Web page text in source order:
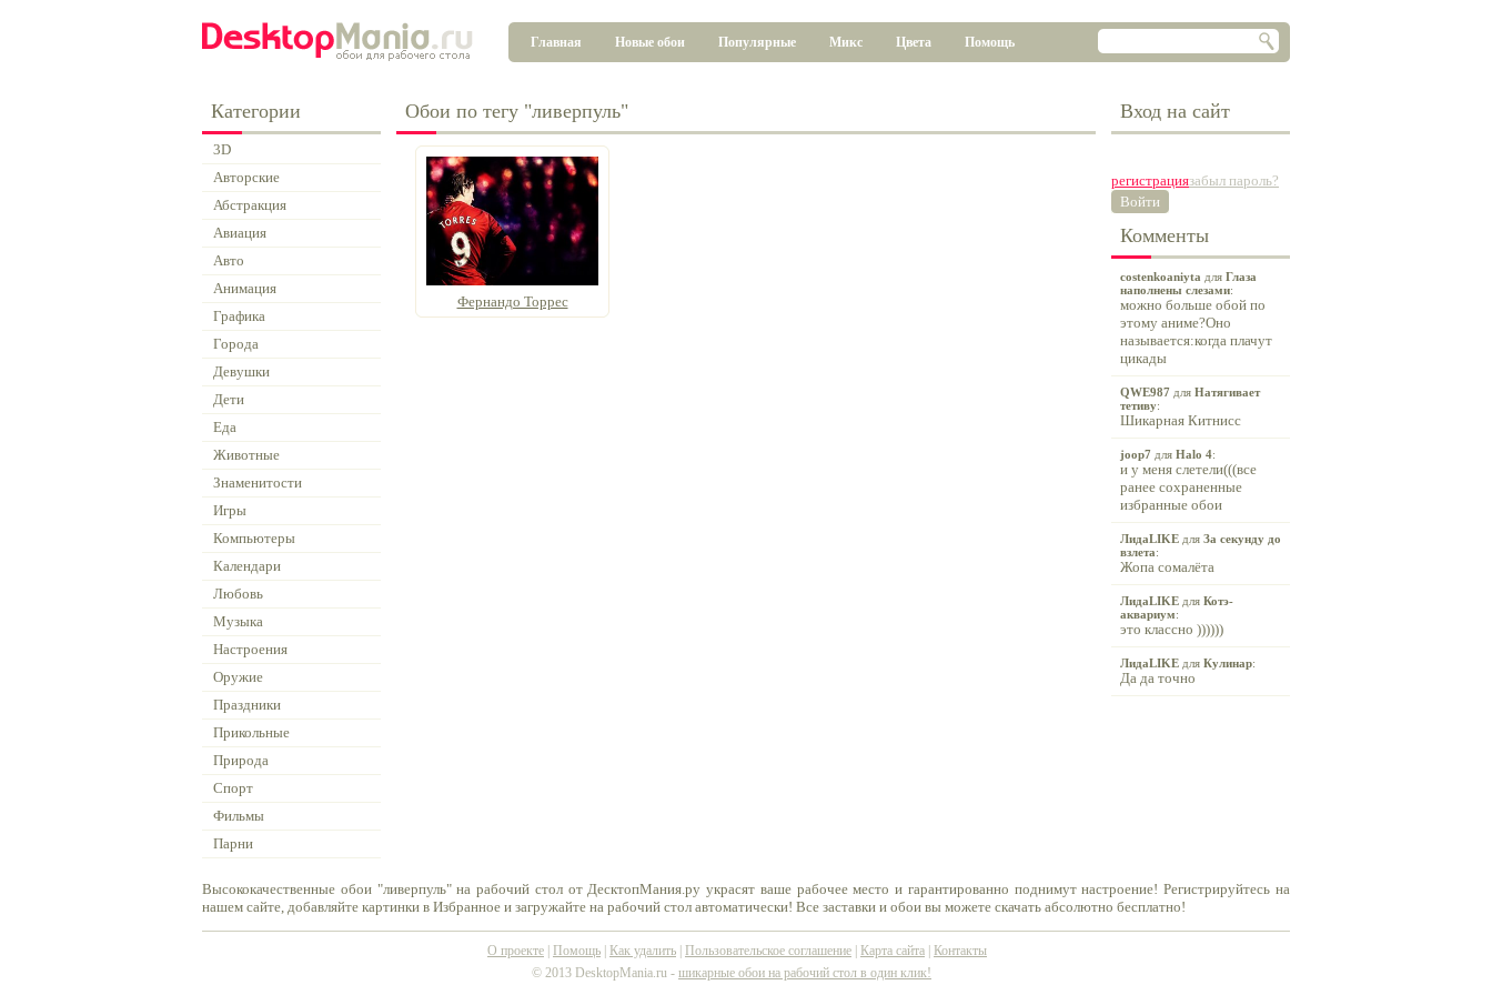
Главная Новые обои Популярные Микс Цвета Помощь
Категории
3D
Авторские
Абстракция
Авиация
Авто
Анимация
Графика
Города
Девушки
Дети
Еда
Животные
Знаменитости
Игры
Компьютеры
Календари
Любовь
Музыка
Настроения
Оружие
Праздники
Прикольные
Природа
Спорт
Фильмы
Парни
Обои по тегу "ливерпуль"
Фернандо Торрес
Вход на сайт
регистрациязабыл пароль?
Войти
Комменты
costenkoaniyta для Глаза
наполнены слезами:
можно больше обой по
этому аниме?Оно
называется:когда плачут
цикады
QWE987 для Натягивает
тетиву:
Шикарная Китнисс
joop7 для Halo 4:
и у меня слетели(((все
ранее сохраненные
избранные обои
ЛидаLIKE для За секунду до
взлета:
Жопа сомалёта
ЛидаLIKE для Котэ-
аквариум:
это классно ))))))
ЛидаLIKE для Кулинар:
Да да точно
Высококачественные обои "ливерпуль" на рабочий стол от ДесктопМания.ру украсят ваше рабочее место и гарантированно поднимут настроение! Регистрируйтесь на
нашем сайте, добавляйте картинки в Избранное и загружайте на рабочий стол автоматически! Все заставки и обои вы можете скачать абсолютно бесплатно!
О проекте Помощь Как удалить Пользовательское соглашение Карта сайта
Контакты
© 2013 DesktopMania.ru - шикарные обои на рабочий стол в один клик!